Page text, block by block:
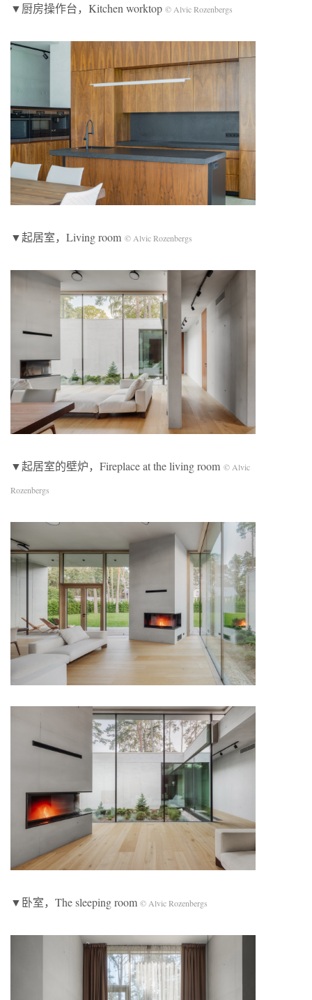
▼厨房操作台，Kitchen worktop ©️ Alvic Rozenbergs
▼起居室，Living room ©️ Alvic Rozenbergs
▼起居室的壁炉，Fireplace at the living room ©️ Alvic
Rozenbergs
▼卧室，The sleeping room ©️ Alvic Rozenbergs